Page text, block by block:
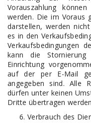
Vorauszahlung
werden. Die im Voraus
darstellen, werden
es in den
Verkaufsbedingungen
kann die
Einrichtung
auf der per E-Mail
angegeben sind. Alle
dürfen unter keinen
Dritte übertragen
Verbrauch des